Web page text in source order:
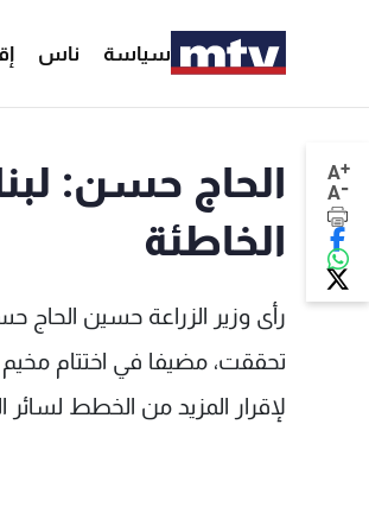
سياسة ناس
A+
A-
الحاج حسن:
الخاطئة
رأى وزير الزراعة حسين الحاج
تحققت، مضيفا في اختتام مخيم
لإقرار المزيد من الخطط لسائر